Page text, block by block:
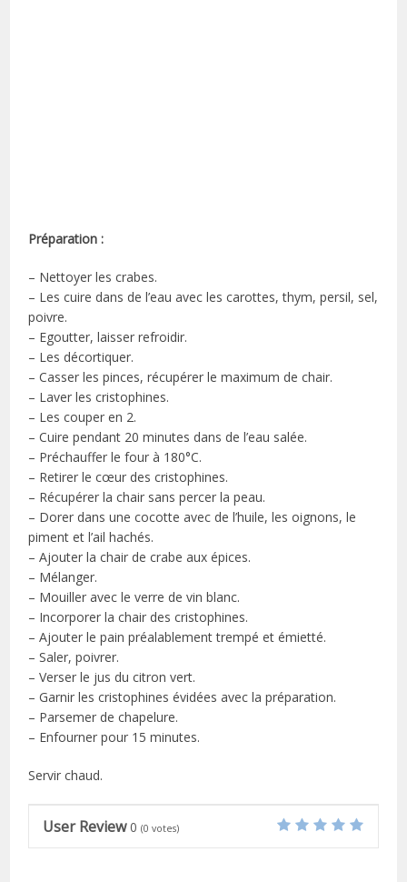
Préparation :
– Nettoyer les crabes.
– Les cuire dans de l’eau avec les carottes, thym, persil, sel,
poivre.
– Egoutter, laisser refroidir.
– Les décortiquer.
– Casser les pinces, récupérer le maximum de chair.
– Laver les cristophines.
– Les couper en 2.
– Cuire pendant 20 minutes dans de l’eau salée.
– Préchauffer le four à 180°C.
– Retirer le cœur des cristophines.
– Récupérer la chair sans percer la peau.
– Dorer dans une cocotte avec de l’huile, les oignons, le
piment et l’ail hachés.
– Ajouter la chair de crabe aux épices.
– Mélanger.
– Mouiller avec le verre de vin blanc.
– Incorporer la chair des cristophines.
– Ajouter le pain préalablement trempé et émietté.
– Saler, poivrer.
– Verser le jus du citron vert.
– Garnir les cristophines évidées avec la préparation.
– Parsemer de chapelure.
– Enfourner pour 15 minutes.
Servir chaud.
User Review 0 (0 votes)